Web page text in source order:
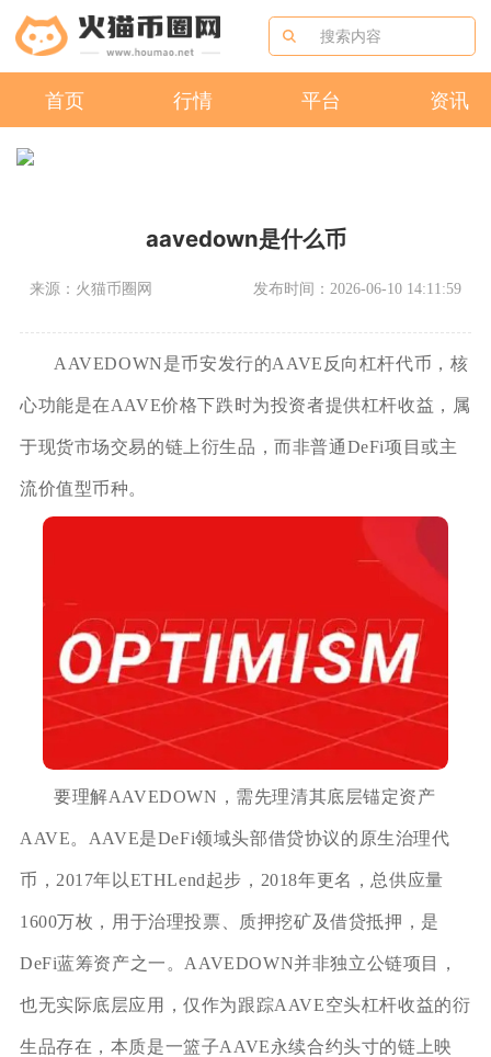
首页 行情 平台 资讯
aavedown是什么币
来源：火猫币圈网 发布时间：2026-06-10 14:11:59
AAVEDOWN是币安发行的AAVE反向杠杆代币，核
心功能是在AAVE价格下跌时为投资者提供杠杆收益，属
于现货市场交易的链上衍生品，而非普通DeFi项目或主
流价值型币种。
要理解AAVEDOWN，需先理清其底层锚定资产
AAVE。AAVE是DeFi领域头部借贷协议的原生治理代
币，2017年以ETHLend起步，2018年更名，总供应量
1600万枚，用于治理投票、质押挖矿及借贷抵押，是
DeFi蓝筹资产之一。AAVEDOWN并非独立公链项目，
也无实际底层应用，仅作为跟踪AAVE空头杠杆收益的衍
生品存在，本质是一篮子AAVE永续合约头寸的链上映